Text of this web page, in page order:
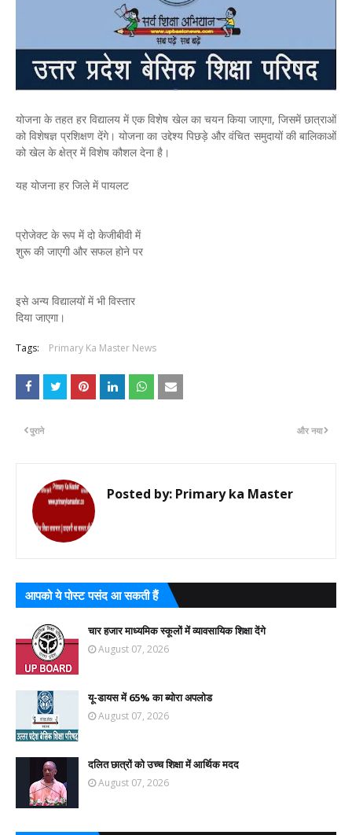
योजना के तहत हर विद्यालय में एक विशेष खेल का चयन किया जाएगा, जिसमें छात्राओं
को विशेषज्ञ प्रशिक्षण देंगे। योजना का उद्देश्य पिछड़े और वंचित समुदायों की बालिकाओं
को खेल के क्षेत्र में विशेष कौशल देना है।
यह योजना हर जिले में पायलट
प्रोजेक्ट के रूप में दो केजीबीवी में
शुरू की जाएगी और सफल होने पर
इसे अन्य विद्यालयों में भी विस्तार
दिया जाएगा।
Tags: Primary Ka Master News
और नया
पुराने
Posted by: Primary ka Master
आपको ये पोस्ट पसंद आ सकती हैं
चार हजार माध्यमिक स्कूलों में व्यावसायिक शिक्षा देंगे
August 07, 2026
यू-डायस में 65% का ब्योरा अपलोड
August 07, 2026
दलित छात्रों को उच्च शिक्षा में आर्थिक मदद
August 07, 2026